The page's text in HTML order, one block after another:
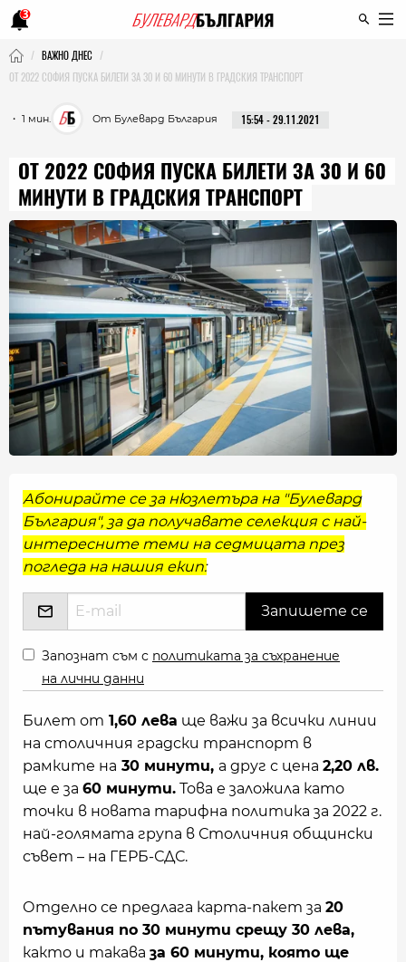
3
ВАЖНО ДНЕС
ОТ 2022 СОФИЯ ПУСКА БИЛЕТИ ЗА 30 И 60 МИНУТИ В ГРАДСКИЯ ТРАНСПОРТ
・ 1 мин. От Булевард България 15:54 - 29.11.2021
ОТ 2022 СОФИЯ ПУСКА БИЛЕТИ ЗА 30 И 60
МИНУТИ В ГРАДСКИЯ ТРАНСПОРТ
Абонирайте се за нюзлетъра на "Булевард
България", за да получавате селекция с най-
интересните теми на седмицата през
погледа на нашия екип:
Запознат съм с политиката за съхранение
на лични данни
Билет от 1,60 лева ще важи за всички линии
на столичния градски транспорт в
рамките на 30 минути, а друг с цена 2,20 лв.
ще е за 60 минути. Това е заложила като
точки в новата тарифна политика за 2022 г.
най-голямата група в Столичния общински
съвет – на ГЕРБ-СДС.
Отделно се предлага карта-пакет за 20
пътувания по 30 минути срещу 30 лева,
както и такава за 60 минути, която ще